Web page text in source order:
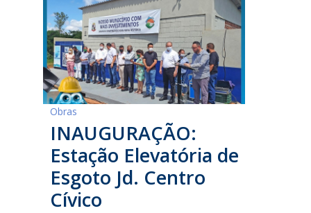
Obras
INAUGURAÇÃO:
Estação Elevatória de
Esgoto Jd. Centro
Cívico